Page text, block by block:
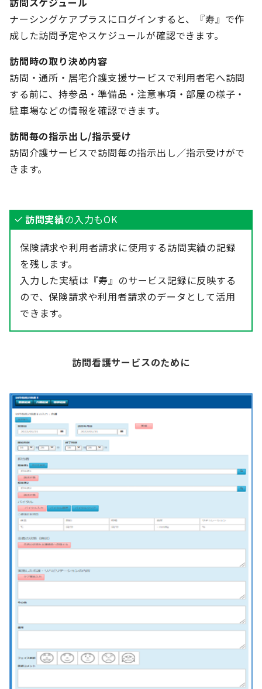
ナーシングケアプラスにログインすると、『寿』で作
成した訪問予定やスケジュールが確認できます。
訪問時の取り決め内容
訪問・通所・居宅介護支援サービスで利用者宅へ訪問
する前に、持参品・準備品・注意事項・部屋の様子・
駐車場などの情報を確認できます。
訪問毎の指示出し/指示受け
訪問介護サービスで訪問毎の指示出し／指示受けがで
きます。
訪問実績の入力もOK
保険請求や利用者請求に使用する訪問実績の記録
を残します。
入力した実績は『寿』のサービス記録に反映する
ので、保険請求や利用者請求のデータとして活用
できます。
訪問看護サービスのために